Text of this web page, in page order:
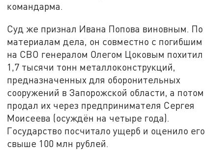
командарма.
Суд же признал Ивана Попова виновным. По
материалам дела, он совместно с погибшим
на СВО генералом Олегом Цоковым похитил
1,7 тысячи тонн металлоконструкций,
предназначенных для оборонительных
сооружений в Запорожской области, а потом
продал их через предпринимателя Сергея
Моисеева (осуждён на четыре года).
Государство посчитало ущерб и оценило его
свыше 100 млн рублей.